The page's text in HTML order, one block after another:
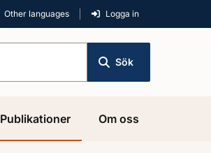
Other languages Logga in
Sök
Publikationer Om oss